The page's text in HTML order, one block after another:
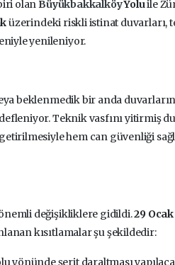
olanBüyükbakkalköyYoluile
üzerindeki riskli istinat duvarları,
yenileniyor.
beklenmedik bir anda
Teknik vasfını yitirmiş
hem can güvenliği
önemli değişikliklere gidildi.29
kısıtlamalar şu şekildedir:
yönünde şerit daraltması